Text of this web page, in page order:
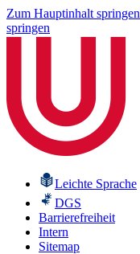
Zum Hauptinhalt springen
springen
Leichte Sprache
DGS
Barrierefreiheit
Intern
Sitemap